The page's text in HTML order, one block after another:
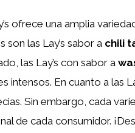
ofrece una amplia
las Lay’s sabor a chili
las Lay’s con sabor a
intensos. En cuanto a las
Sin embargo, cada
de cada consumidor.